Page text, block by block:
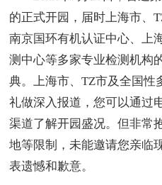
的正式开园，届时上海市、
南京国环有机认证中心、上
测中心等多家专业检测机构
典。上海市、TZ市及全国性
礼做深入报道，您可以通过
渠道了解开园盛况。但非常
地等限制，未能邀请您亲临
表遗憾和歉意。